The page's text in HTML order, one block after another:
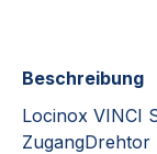
Beschreibung
Locinox VINCI
ZugangDrehtor